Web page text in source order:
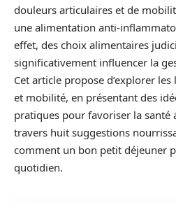
douleurs articulaires et de
une alimentation anti-
effet, des choix alimentaires
significativement influencer la
Cet article propose d’explorer
et mobilité, en présentant des
pratiques pour favoriser la santé
travers huit suggestions
comment un bon petit déjeuner
quotidien.